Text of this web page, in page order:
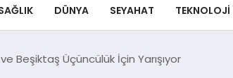
DÜNYA SEYAHAT TEKNOLOJI
Beşiktaş Üçüncülük İçin Yarışıyor